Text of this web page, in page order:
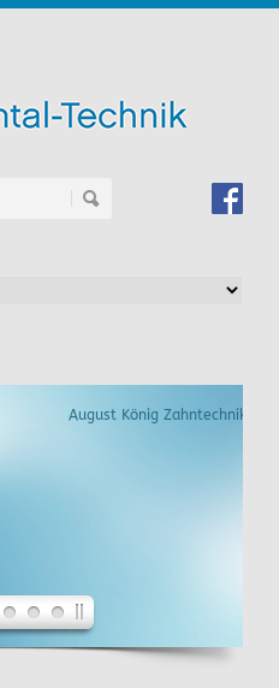
August König Zahntechnik
Brücken aus Zirkonoxid